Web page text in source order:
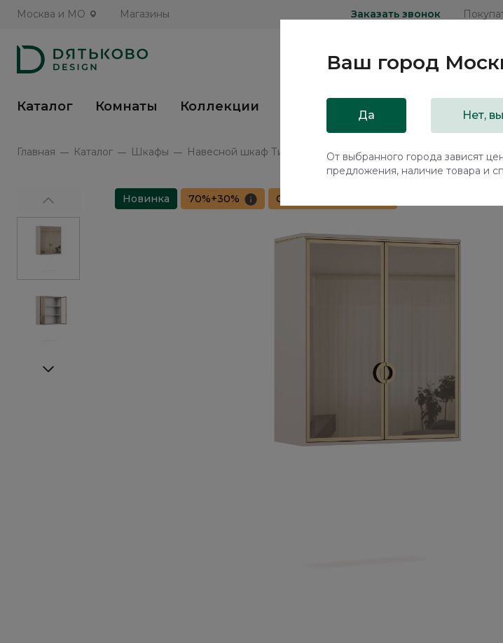
Москва и МО Магазины Заказать звонок
Каталог Комнаты Коллекции
Главная Каталог Шкафы Навесной шкаф Тиара / Tiara RT441.2.F
Новинка 70%+30% Сборка в подарок
Ваш город
Да Нет,
От выбранного города зависят
предложения, наличие товара и